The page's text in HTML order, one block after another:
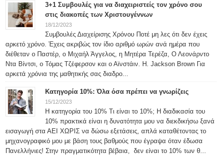
3+1 Συμβουλές για να διαχειριστείς τον χρόνο σου
στις διακοπές των Χριστουγέννων
18/12/2023
Συμβουλές Διαχείρισης Χρόνου Ποτέ μη λες ότι δεν έχεις
αρκετό χρόνο. Έχεις ακριβώς τον ίδιο αριθμό ωρών ανά ημέρα που
διέθεταν ο Παστέρ, ο Μιχαήλ Άγγελος, η Μητέρα Τερέζα, Ο Λεονάρντο
Ντα Βίντσι, ο Τόμας Τζέφερσον και ο Αϊνστάιν. H. Jackson Brown Για
αρκετά χρόνια της μαθητικής σας διαδρο...
Κατηγορία 10%: Όλα όσα πρέπει να γνωρίζεις
15/12/2023
Η κατηγορία του 10% Τι είναι το 10%; Η διαδικασία του
10% πρακτικά είναι η δυνατότητα μου να διεκδικήσω ξανά
εισαγωγή στα ΑΕΙ ΧΩΡΙΣ να δώσω εξετάσεις, απλά καταθέτοντας το
μηχανογραφικό μου με βάση τους βαθμούς που έγραψα όταν έδωσα
Πανελλήνιες! Στην πραγματικότητα βέβαια, δεν είναι το 10% των θ...